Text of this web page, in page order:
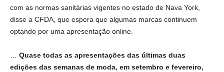
com as normas sanitárias vigentes no estado de Nava York,
disse a CFDA, que espera que algumas marcas continuem
optando por uma apresentação online.
… Quase todas as apresentações das últimas duas
edições das semanas de moda, em setembro e fevereiro,